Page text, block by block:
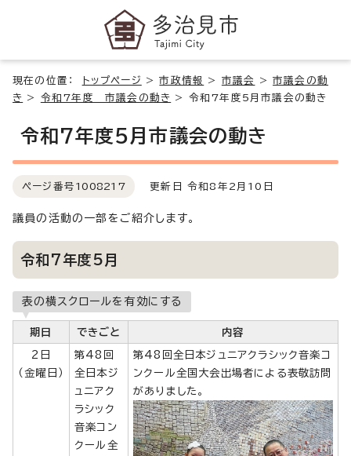
現在の位置： トップページ >市政情報 > 市議会 >市議会の動
き > 令和7年度 市議会の動き > 令和7年度5月市議会の動き
令和7年度5月市議会の動き
ページ番号 1008217 更新日 令和8年2月10日
議員の活動の一部をご紹介します。
令和7年度5月
表の横スクロールを有効にする
期日 できごと 内容
2日
（金曜日）
第48回
全日本ジ
ュニアク
ラシック
音楽コン
クール全
第48回全日本ジュニアクラシック音楽コ
ンクール全国大会出場者による表敬訪問
がありました。